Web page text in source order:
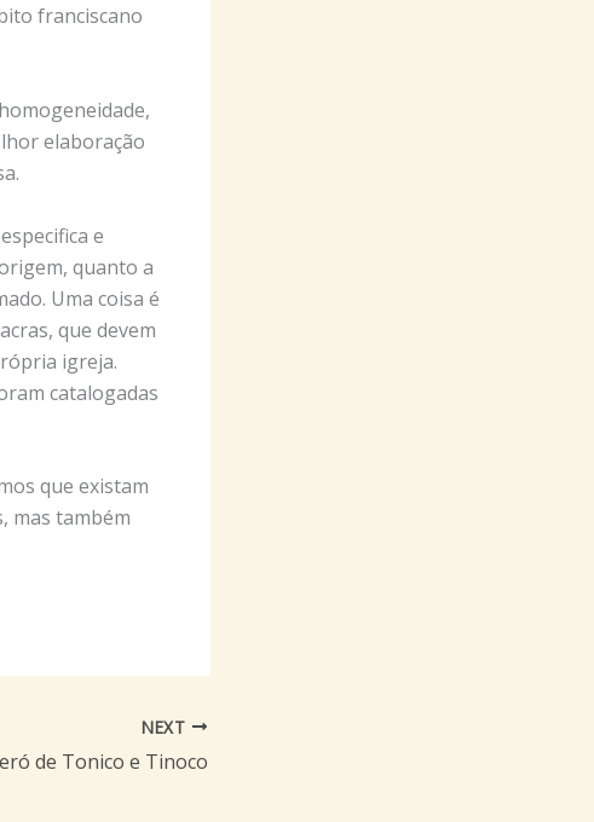
franciscano
elaboração
e
quanto a
Uma coisa é
que devem
igreja.
catalogadas
que existam
mas também
NEXT
de Tonico e Tinoco